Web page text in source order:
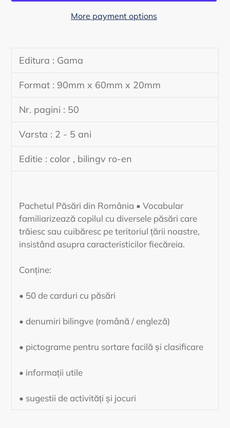
More payment options
cart
Editura : Gama
Format : 90mm x 60mm x 20mm
Nr. pagini : 50
Varsta : 2 - 5 ani
Editie : color , bilingv ro-en
Pachetul Păsări din România • Vocabular
familiarizează copilul cu diversele păsări care
trăiesc sau cuibăresc pe teritoriul țării noastre,
insistând asupra caracteristicilor fiecăreia.
Conține:
• 50 de carduri cu păsări
• denumiri bilingve (română / engleză)
• pictograme pentru sortare facilă și clasificare
• informații utile
• sugestii de activități și jocuri